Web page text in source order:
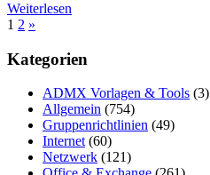
Weiterlesen
Seitennummerierung
der
Beiträge
1 2 Nächste
»
Kategorien
ADMX Vorlagen & Tools (3)
Allgemein (754)
Gruppenrichtlinien (49)
Internet(60)
Netzwerk (121)